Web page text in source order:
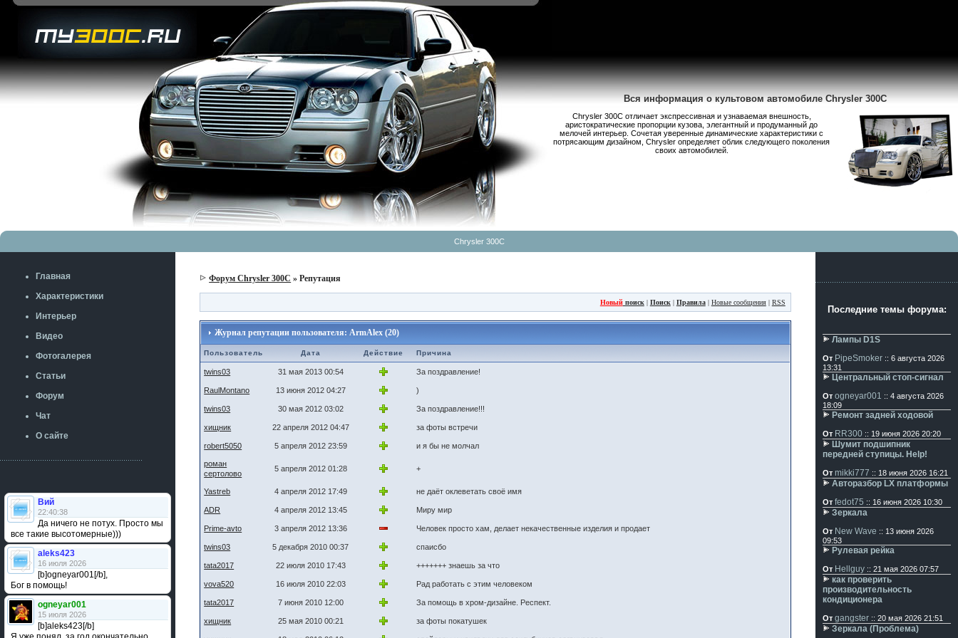
Вся информация о культовом автомобиле Chrysler 300C
Chrysler 300С отличает экспрессивная и узнаваемая внешность,
аристократические пропорции кузова, элегантный и продуманный до
мелочей интерьер. Сочетая уверенные динамические характеристики с
потрясающим дизайном, Chrysler определяет облик следующего поколения
своих автомобилей.
Chrysler 300C
Главная
Характеристики
Интерьер
Видео
Фотогалерея
Статьи
Форум
Чат
О сайте
Вий
22:40:38
Да ничего не потух. Просто мы
все такие высотомерные)))
aleks423
16 июля 2026
[b]ogneyar001[/b],
Бог в помощь!
ogneyar001
15 июля 2026
[b]aleks423[/b]
Форум Chrysler 300C » Репутация
Новыйпоиск| Поиск| Правила| Новые сообщения| RSS
Журнал репутации пользователя: ArmAlex (20)
Пользователь Дата Действие Причина
twins03 31 мая 2013 00:54 За поздравление!
RaulMontano 13 июня 2012 04:27 )
twins03 30 мая 2012 03:02 За поздравление!!!
хищник 22 апреля 2012 04:47 за фоты встречи
robert5050 5 апреля 2012 23:59 и я бы не молчал
роман
сертолово
5 апреля 2012 01:28 +
Yastreb 4 апреля 2012 17:49 не даёт оклеветать своё имя
ADR 4 апреля 2012 13:45 Миру мир
Prime-avto 3 апреля 2012 13:36 Человек просто хам, делает некачественные изделия и продает
twins03 5 декабря 2010 00:37 спаисбо
tata2017 22 июля 2010 17:43 +++++++ знаешь за что
vova520 16 июля 2010 22:03 Рад работать с этим человеком
tata2017 7 июня 2010 12:00 За помощь в хром-дизайне. Респект.
хищник 25 мая 2010 00:21 за фоты покатушек
Последние темы форума:
Лампы D1S
От PipeSmoker :: 6 августа 2026
13:31
Центральный стоп-сигнал
От ogneyar001 :: 4 августа 2026
18:09
Ремонт задней ходовой
От RR300 :: 19 июня 2026 20:20
Шумит подшипник
передней ступицы. Help!
От mikki777 :: 18 июня 2026 16:21
Авторазбор LX платформы
От fedot75 :: 16 июня 2026 10:30
Зеркала
От New Wave :: 13 июня 2026
09:53
Рулевая рейка
От Hellguy :: 21 мая 2026 07:57
как проверить
производительность
кондиционера
От gangster :: 20 мая 2026 21:51
Зеркала (Проблема)